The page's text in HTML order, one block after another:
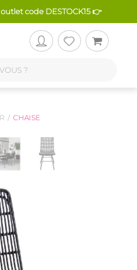
code DESTOCK15 👉
CHAISE